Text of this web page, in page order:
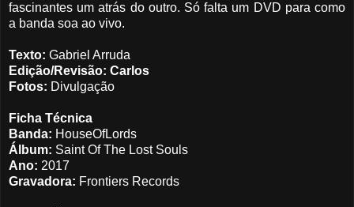
fascinantes um atrás do outro. Só falta um DVD para como
a banda soa ao vivo.
Texto: Gabriel Arruda
Edição/Revisão: Carlos
Fotos: Divulgação
Ficha Técnica
Banda: HouseOfLords
Álbum: Saint Of The Lost Souls
Ano: 2017
Gravadora: Frontiers Records